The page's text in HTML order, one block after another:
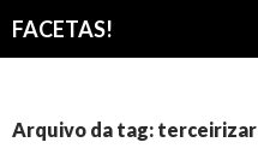
FACETAS!
CONTEÚDO
Arquivo da tag: terceirizar